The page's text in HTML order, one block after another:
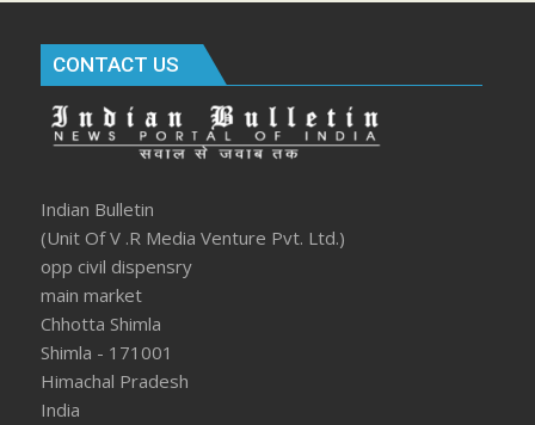
CONTACT US
Indian Bulletin
(Unit Of V .R Media Venture Pvt. Ltd.)
opp civil dispensry
main market
Chhotta Shimla
Shimla - 171001
Himachal Pradesh
India